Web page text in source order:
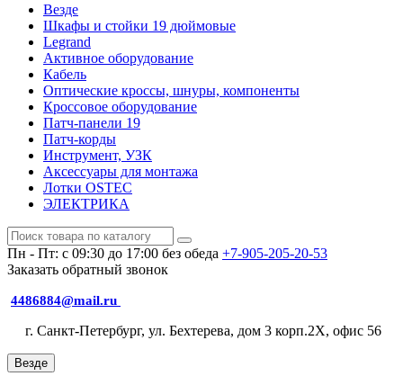
Везде
Шкафы и стойки 19 дюймовые
Legrand
Активное оборудование
Кабель
Оптические кроссы, шнуры, компоненты
Кроссовое оборудование
Патч-панели 19
Патч-корды
Инструмент, УЗК
Аксессуары для монтажа
Лотки OSTEC
ЭЛЕКТРИКА
Пн - Пт: с 09:30 до 17:00 без обеда +7-905-205-20-53
Заказать обратный звонок
4486884@mail.ru
г. Санкт-Петербург, ул. Бехтерева, дом 3 корп.2X, офис 56
Везде